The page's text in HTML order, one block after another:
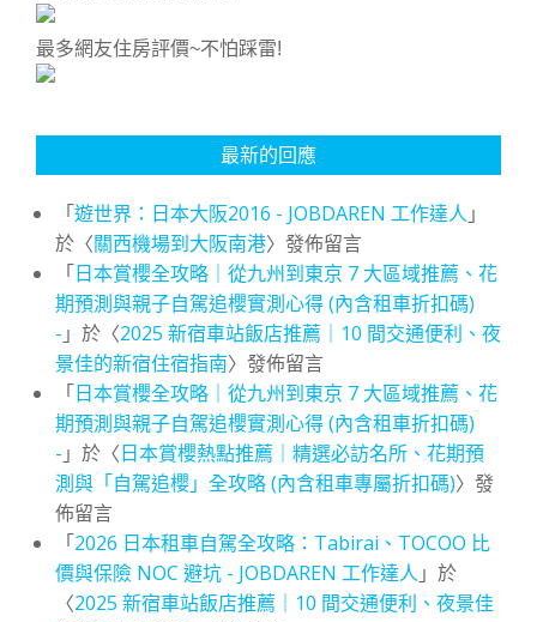
最多網友住房評價~不怕踩雷!
最新的回應
「遊世界：日本大阪2016 - JOBDAREN 工作達人 」
於〈關西機場到大阪南港〉發佈留言
「日本賞櫻全攻略｜從九州到東京 7 大區域推薦、花
期預測與親子自駕追櫻實測心得 (內含租車折扣碼)
- 」於〈2025 新宿車站飯店推薦｜10 間交通便利、夜
景佳的新宿住宿指南〉發佈留言
「日本賞櫻全攻略｜從九州到東京 7 大區域推薦、花
期預測與親子自駕追櫻實測心得 (內含租車折扣碼)
- 」於〈日本賞櫻熱點推薦｜精選必訪名所、花期預
測與「自駕追櫻」全攻略 (內含租車專屬折扣碼)〉發
佈留言
「2026 日本租車自駕全攻略：Tabirai、TOCOO 比
價與保險 NOC 避坑 - JOBDAREN 工作達人 」於
〈2025 新宿車站飯店推薦｜10 間交通便利、夜景佳